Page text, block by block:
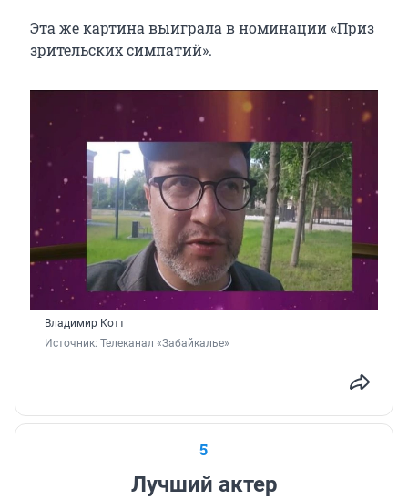
Эта же картина выиграла в номинации «Приз
зрительских симпатий».
Владимир Котт
Источник: Телеканал «Забайкалье»
5
Лучший актер